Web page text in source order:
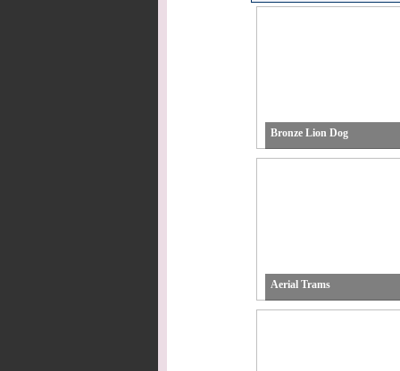
Bronze Lion Dog
Aerial Trams